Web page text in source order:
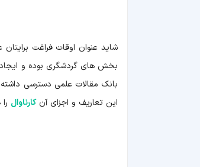
شاید عنوان اوقات فراغت
بخش های گردشگری بوده و ایجاد
بانک مقالات علمی دسترسی داشته
این تعاریف و اجزای آنکارناوال